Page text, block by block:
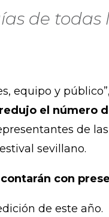
de todas
equipo y público”,
el número
de
sevillano.
con
de este año.